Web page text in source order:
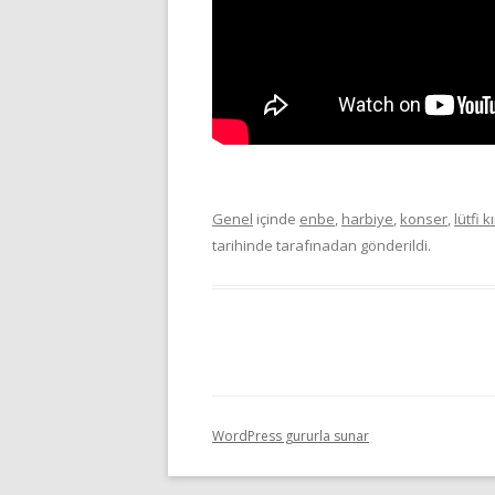
Genel içinde enbe, harbiye, konser, lütfi
tarihinde tarafınadan gönderildi.
WordPress gururla sunar